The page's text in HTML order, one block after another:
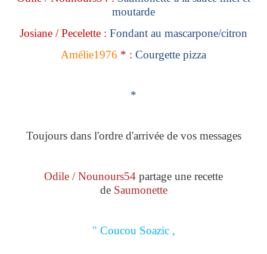
moutarde
Josiane / Pecelette : Fondant au mascarpone/citron
Amélie1976 * : Courgette pizza
*
Toujours dans l'ordre d'arrivée de vos messages
Odile / Nounours54 partage une recette
de Saumonette
" Coucou Soazic ,